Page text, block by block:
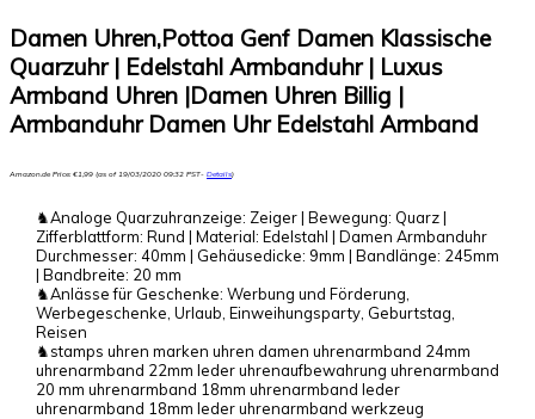
Damen Uhren,Pottoa Genf Damen Klassische
Quarzuhr | Edelstahl Armbanduhr | Luxus
Armband Uhren |Damen Uhren Billig |
Armbanduhr Damen Uhr Edelstahl Armband
Amazon.de Price:€1,99 (as of 19/03/2020 09:32 PST- Details)
♞Analoge Quarzuhranzeige: Zeiger | Bewegung: Quarz |
Zifferblattform: Rund | Material: Edelstahl | Damen Armbanduhr
Durchmesser: 40mm | Gehäusedicke: 9mm | Bandlänge: 245mm
| Bandbreite: 20 mm
♞Anlässe für Geschenke: Werbung und Förderung,
Werbegeschenke, Urlaub, Einweihungsparty, Geburtstag,
Reisen
♞stamps uhren marken uhren damen uhrenarmband 24mm
uhrenarmband 22mm leder uhrenaufbewahrung uhrenarmband
20 mm uhrenarmband 18mm uhrenarmband leder
uhrenarmband 18mm leder uhrenarmband werkzeug